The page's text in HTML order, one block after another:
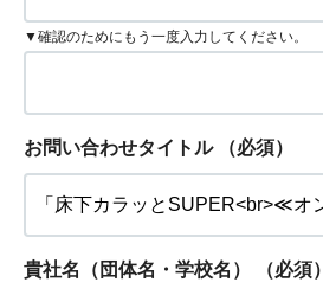
▼確認のためにもう一度入力してください。
お問い合わせタイトル （必須）
貴社名（団体名・学校名） （必須）